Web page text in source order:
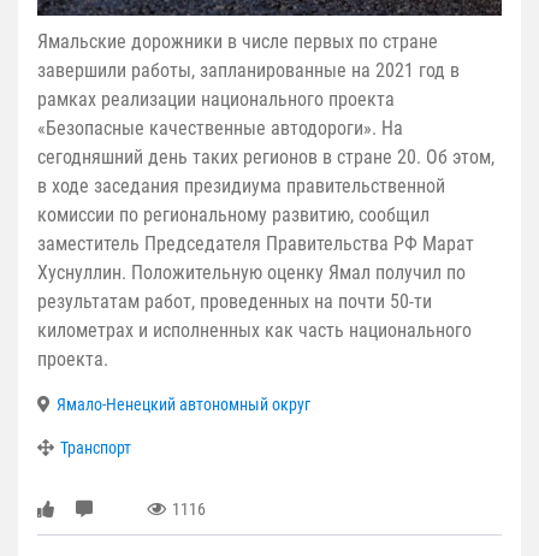
Ямальские дорожники в числе первых по стране
завершили работы, запланированные на 2021 год в
рамках реализации национального проекта
«Безопасные качественные автодороги». На
сегодняшний день таких регионов в стране 20. Об этом,
в ходе заседания президиума правительственной
комиссии по региональному развитию, сообщил
заместитель Председателя Правительства РФ Марат
Хуснуллин. Положительную оценку Ямал получил по
результатам работ, проведенных на почти 50-ти
километрах и исполненных как часть национального
проекта.
Ямало-Ненецкий автономный округ
Транспорт
1116